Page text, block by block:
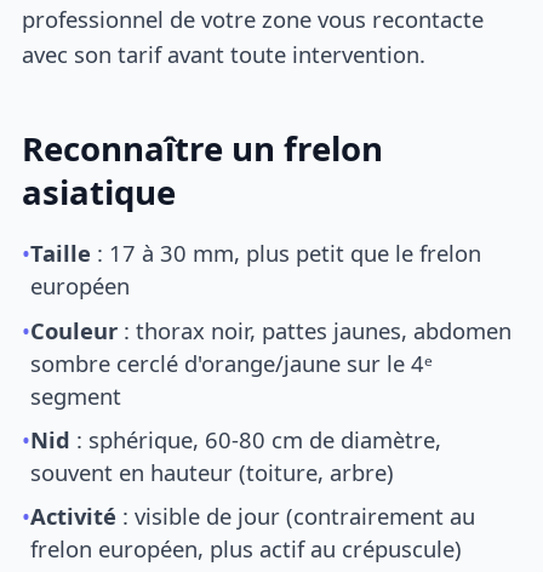
professionnel de votre zone vous recontacte
avec son tarif avant toute intervention.
Reconnaître un frelon
asiatique
•Taille : 17 à 30 mm, plus petit que le frelon
européen
•Couleur : thorax noir, pattes jaunes, abdomen
sombre cerclé d'orange/jaune sur le 4ᵉ
segment
•Nid : sphérique, 60-80 cm de diamètre,
souvent en hauteur (toiture, arbre)
•Activité : visible de jour (contrairement au
frelon européen, plus actif au crépuscule)